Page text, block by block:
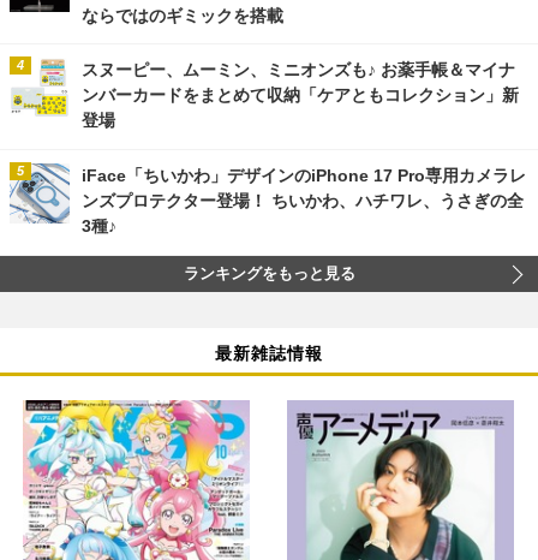
ならではのギミックを搭載
スヌーピー、ムーミン、ミニオンズも♪ お薬手帳＆マイナ
ンバーカードをまとめて収納「ケアともコレクション」新
登場
iFace「ちいかわ」デザインのiPhone 17 Pro専用カメラレ
ンズプロテクター登場！ ちいかわ、ハチワレ、うさぎの全
3種♪
ランキングをもっと見る
最新雑誌情報